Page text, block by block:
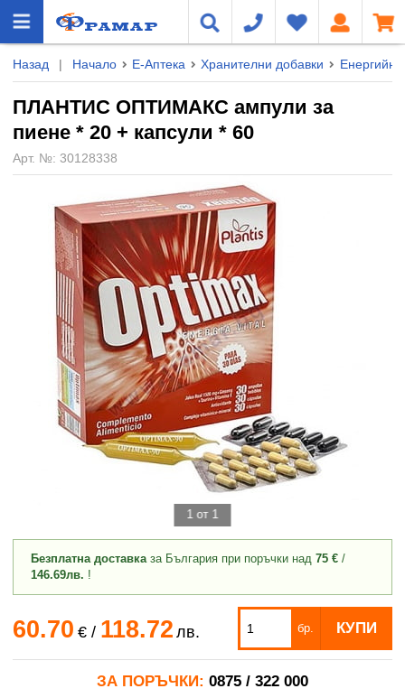
Назад | Начало Е-Аптека Хранителни добавки Енергийни
ПЛАНТИС ОПТИМАКС ампули за
пиене * 20 + капсули * 60
Арт. №: 30128338
1 от 1
Безплатна доставказа България при поръчки над 75 € /
146.69лв. !
60.70 €/ 118.72 лв. бр. КУПИ
ЗА ПОРЪЧКИ: 0875 / 322 000